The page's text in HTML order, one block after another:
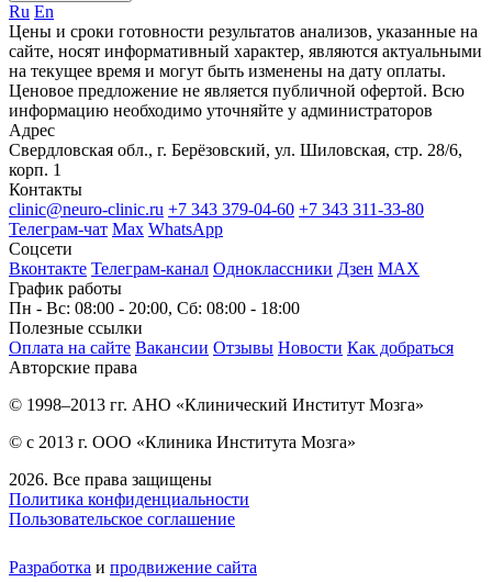
Ru En
Цены и сроки готовности результатов анализов, указанные на
сайте, носят информативный характер, являются актуальными
на текущее время и могут быть изменены на дату оплаты.
Ценовое предложение не является публичной офертой. Всю
информацию необходимо уточняйте у администраторов
Адрес
Свердловская обл., г. Берёзовский, ул. Шиловская, стр. 28/6,
корп. 1
Контакты
clinic@neuro-clinic.ru +7 343 379-04-60 +7 343 311-33-80
Телеграм-чат Max WhatsApp
Соцсети
Вконтакте Телеграм-канал Одноклассники Дзен МАХ
График работы
Пн - Вс: 08:00 - 20:00, Сб: 08:00 - 18:00
Полезные ссылки
Оплата на сайте Вакансии Отзывы Новости Как добраться
Авторские права
© 1998–2013 гг. АНО «Клинический Институт Мозга»
© с 2013 г. ООО «Клиника Института Мозга»
2026. Все права защищены
Политика конфиденциальности
Пользовательское соглашение
Разработка и продвижение сайта